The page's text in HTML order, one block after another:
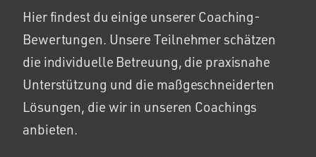
Hier findest du einige unserer Coaching-
Bewertungen. Unsere Teilnehmer schätzen
die individuelle Betreuung, die praxisnahe
Unterstützung und die maßgeschneiderten
Lösungen, die wir in unseren Coachings
anbieten.